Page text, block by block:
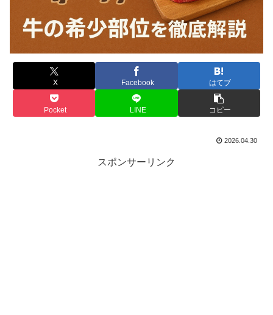
X Facebook はてブ
Pocket LINE コピー
2026.04.30
スポンサーリンク